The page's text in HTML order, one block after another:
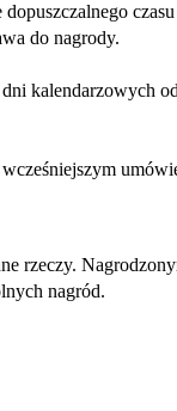
do nagrody.
kalendarzowych
rzeczy.
nagród.